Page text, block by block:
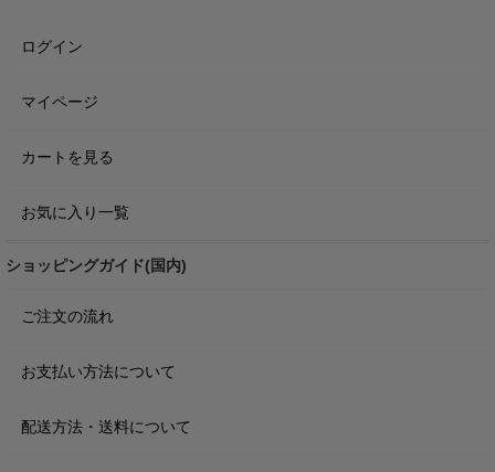
ログイン
マイページ
カートを見る
お気に入り一覧
ショッピングガイド(国内)
ご注文の流れ
お支払い方法について
配送方法・送料について